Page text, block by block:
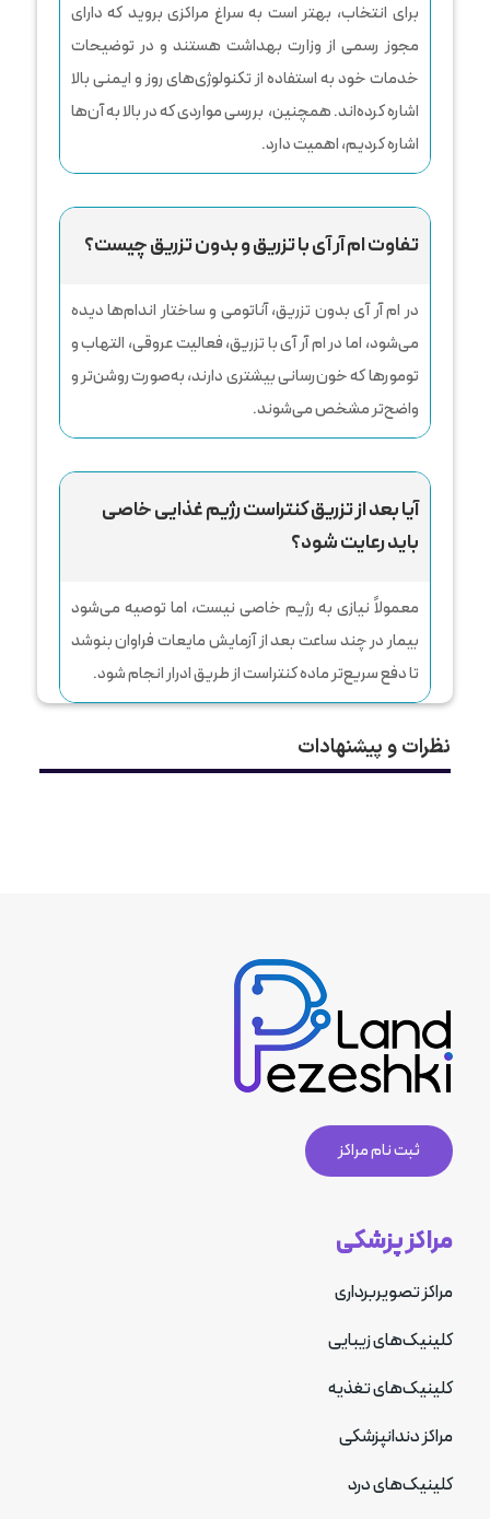
برای انتخاب، بهتر است به سراغ مراکزی بروید که دارای
مجوز رسمی از وزارت بهداشت هستند و در توضیحات
خدمات خود به استفاده از تکنولوژی‌های روز و ایمنی بالا
اشاره کرده‌اند. همچنین، بررسی مواردی که در بالا به آن‌ها
اشاره کردیم، اهمیت دارد.
تفاوت ام ‌آر ‌آی با تزریق و بدون تزریق چیست؟
در ام ‌آر ‌آی بدون تزریق، آناتومی و ساختار اندام‌ها دیده
می‌شود، اما در ام‌ آر ‌آی با تزریق، فعالیت عروقی، التهاب و
تومورها که خون‌رسانی بیشتری دارند، به‌صورت روشن‌تر و
واضح‌تر مشخص می‌شوند.
آیا بعد از تزریق کنتراست رژیم غذایی خاصی
باید رعایت شود؟
معمولاً نیازی به رژیم خاصی نیست، اما توصیه می‌شود
بیمار در چند ساعت بعد از آزمایش مایعات فراوان بنوشد
تا دفع سریع‌تر ماده کنتراست از طریق ادرار انجام شود.
نظرات و پیشنهادات
مراکز پزشکی
مراکز تصویربرداری
کلینیک‌های زیبایی
کلینیک‌های تغذیه
مراکز دندانپزشکی
کلینیک‌های درد
ثبت نام مراکز